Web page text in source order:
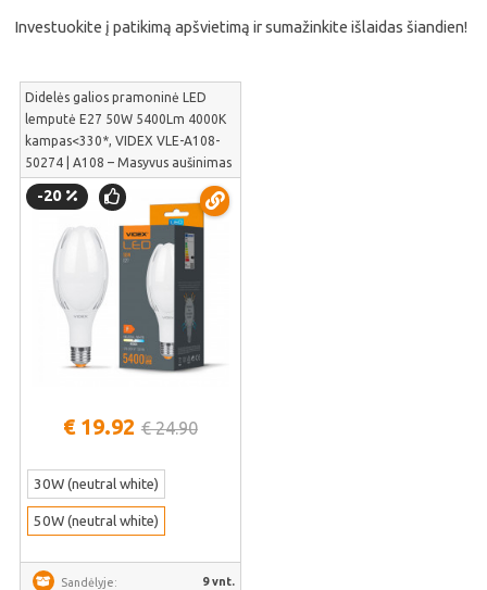
Investuokite į patikimą apšvietimą ir sumažinkite išlaidas šiandien!
Didelės galios pramoninė LED
lemputė E27 50W 5400Lm 4000K
kampas<330*, VIDEX VLE-A108-
50274 | A108 – Masyvus aušinimas
angarams ir gamykloms | VLE-
A108-50274
-20
€ 19.92 € 24.90
30W (neutral white)
50W (neutral white)
Sandėlyje: 9 vnt.